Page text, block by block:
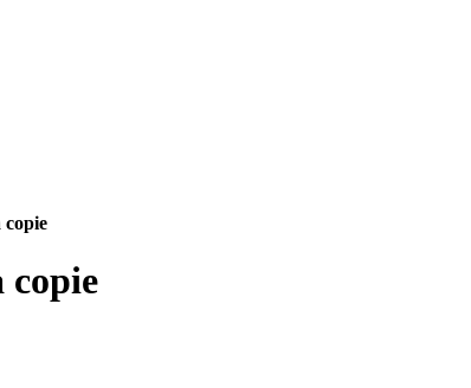
copie
copie